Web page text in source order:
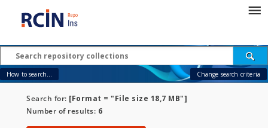
How to search... Change search criteria
Search for: [Format = "File size 18,7 MB"]
Number of results: 6